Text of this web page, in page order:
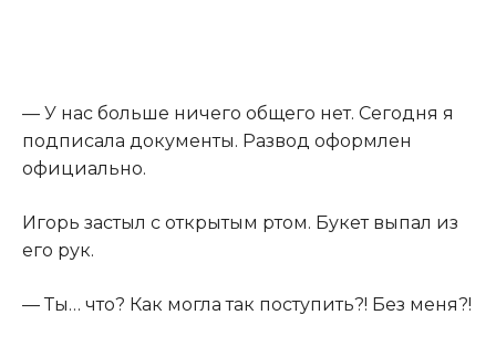
— У нас больше ничего общего нет. Сегодня я
подписала документы. Развод оформлен
официально.
Игорь застыл с открытым ртом. Букет выпал из
его рук.
— Ты… что? Как могла так поступить?! Без меня?!